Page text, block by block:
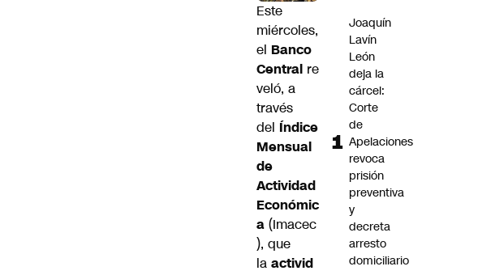
Este
miércoles,
el Banco
Central re
veló, a
través
del Índice
Mensual
de
Actividad
Económic
a (Imacec
), que
la activid
Joaquín
Lavín
León
deja la
cárcel:
Corte
de
Apelaciones
revoca
prisión
preventiva
y
decreta
arresto
domiciliario